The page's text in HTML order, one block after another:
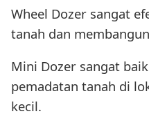
Wheel Dozer sangat
tanah dan
Mini Dozer sangat
pemadatan tanah di
kecil.